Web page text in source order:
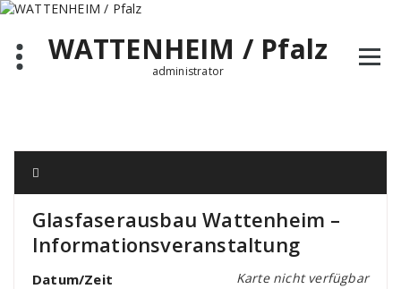
Zum
springenWATTENHEIM / Pfalz
administrator
Glasfaserausbau Wattenheim –
Informationsveranstaltung
Karte nicht verfügbar
Datum/Zeit